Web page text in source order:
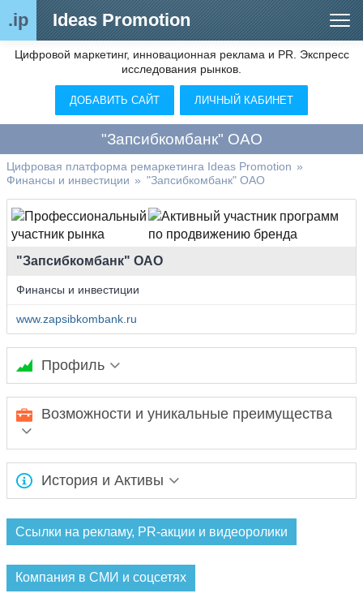
.ip Ideas Promotion
Сегменты рынка
Цифровой ремаркетинг (анализ рынка)
Видео
О нас
Контакты
Цифровой маркетинг, инновационная реклама и PR. Экспресс
исследования рынков.
ДОБАВИТЬ САЙТ ЛИЧНЫЙ КАБИНЕТ
"Запсибкомбанк" ОАО
Цифровая платформа ремаркетинга Ideas Promotion »
Финансы и инвестиции » "Запсибкомбанк" ОАО
"Запсибкомбанк" ОАО
Финансы и инвестиции
www.zapsibkombank.ru
Профиль
"Запсибкомбанк" ОАО
Возможности и уникальные преимущества
Ожидается заполнение информации...
История и Активы
Ссылки на рекламу, PR-акции и видеоролики
Компания в СМИ и соцсетях